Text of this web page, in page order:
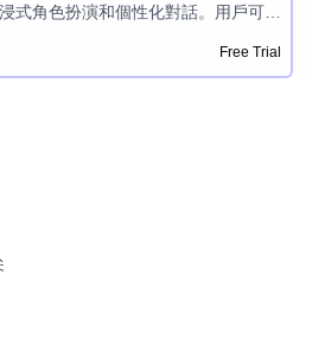
式角色扮演和個性化對話。用戶可以
濾器,為AI驅動的互動提供獨特而引
Free Trial